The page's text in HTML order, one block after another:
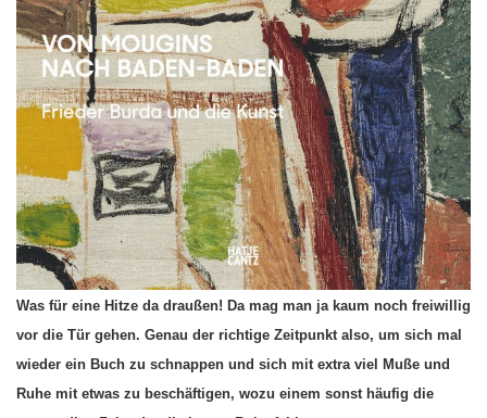
Was für eine Hitze da draußen! Da mag man ja kaum noch freiwillig
vor die Tür gehen. Genau der richtige Zeitpunkt also, um sich mal
wieder ein Buch zu schnappen und sich mit extra viel Muße und
Ruhe mit etwas zu beschäftigen, wozu einem sonst häufig die